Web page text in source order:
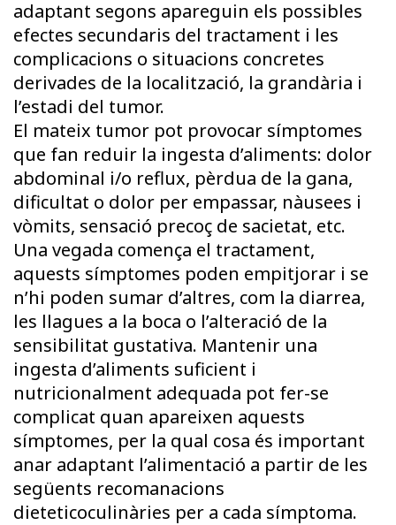
adaptant segons apareguin els possibles
efectes secundaris del tractament i les
complicacions o situacions concretes
derivades de la localització, la grandària i
l’estadi del tumor.
El mateix tumor pot provocar símptomes
que fan reduir la ingesta d’aliments: dolor
abdominal i/o reflux, pèrdua de la gana,
dificultat o dolor per empassar, nàusees i
vòmits, sensació precoç de sacietat, etc.
Una vegada comença el tractament,
aquests símptomes poden empitjorar i se
n’hi poden sumar d’altres, com la diarrea,
les llagues a la boca o l’alteració de la
sensibilitat gustativa. Mantenir una
ingesta d’aliments suficient i
nutricionalment adequada pot fer-se
complicat quan apareixen aquests
símptomes, per la qual cosa és important
anar adaptant l’alimentació a partir de les
següents recomanacions
dieteticoculinàries per a cada símptoma.